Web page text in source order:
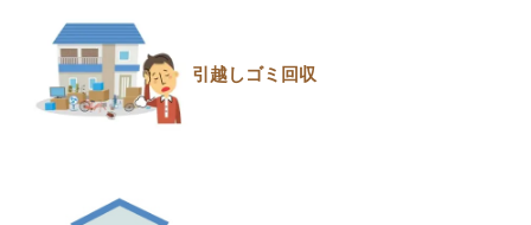
引越しゴミ回収